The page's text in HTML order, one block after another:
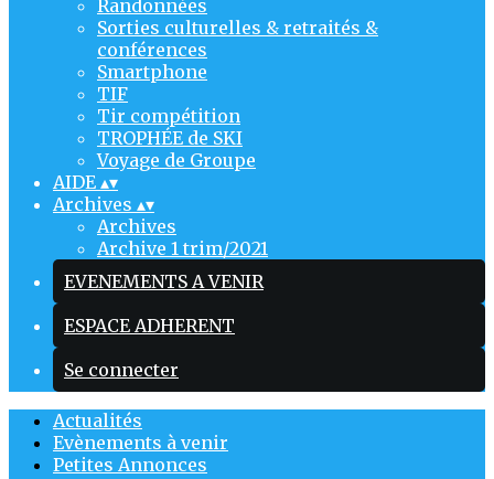
Randonnées
Sorties culturelles & retraités &
conférences
Smartphone
TIF
Tir compétition
TROPHÉE de SKI
Voyage de Groupe
AIDE ▴▾
Archives ▴▾
Archives
Archive 1 trim/2021
EVENEMENTS A VENIR
ESPACE ADHERENT
Se connecter
Actualités
Evènements à venir
Petites Annonces